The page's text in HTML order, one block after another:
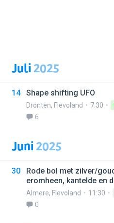
Juli2025
14 Shape shifting UFO
Dronten, Flevoland 7:30
6
Juni2025
30
Rode bol met zilver/
eromheen, kantelde en
Almere, Flevoland 11:30
0